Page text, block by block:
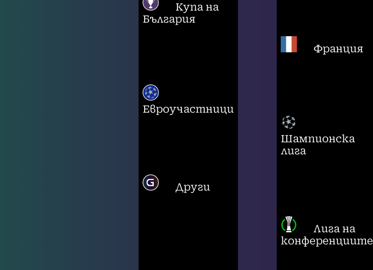
Купа на
България
Евроучастници
Други
Франция
Шампионска
лига
Лига на
конференциите